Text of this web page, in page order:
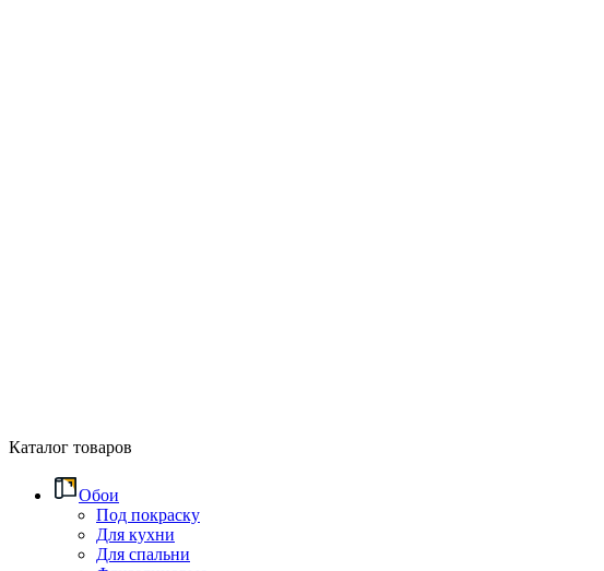
Каталог товаров
Обои
Под покраску
Для кухни
Для спальни